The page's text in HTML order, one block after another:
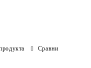
Сравни